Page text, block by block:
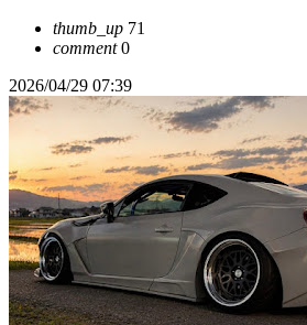
thumb_up 71
comment0
2026/04/29 07:39